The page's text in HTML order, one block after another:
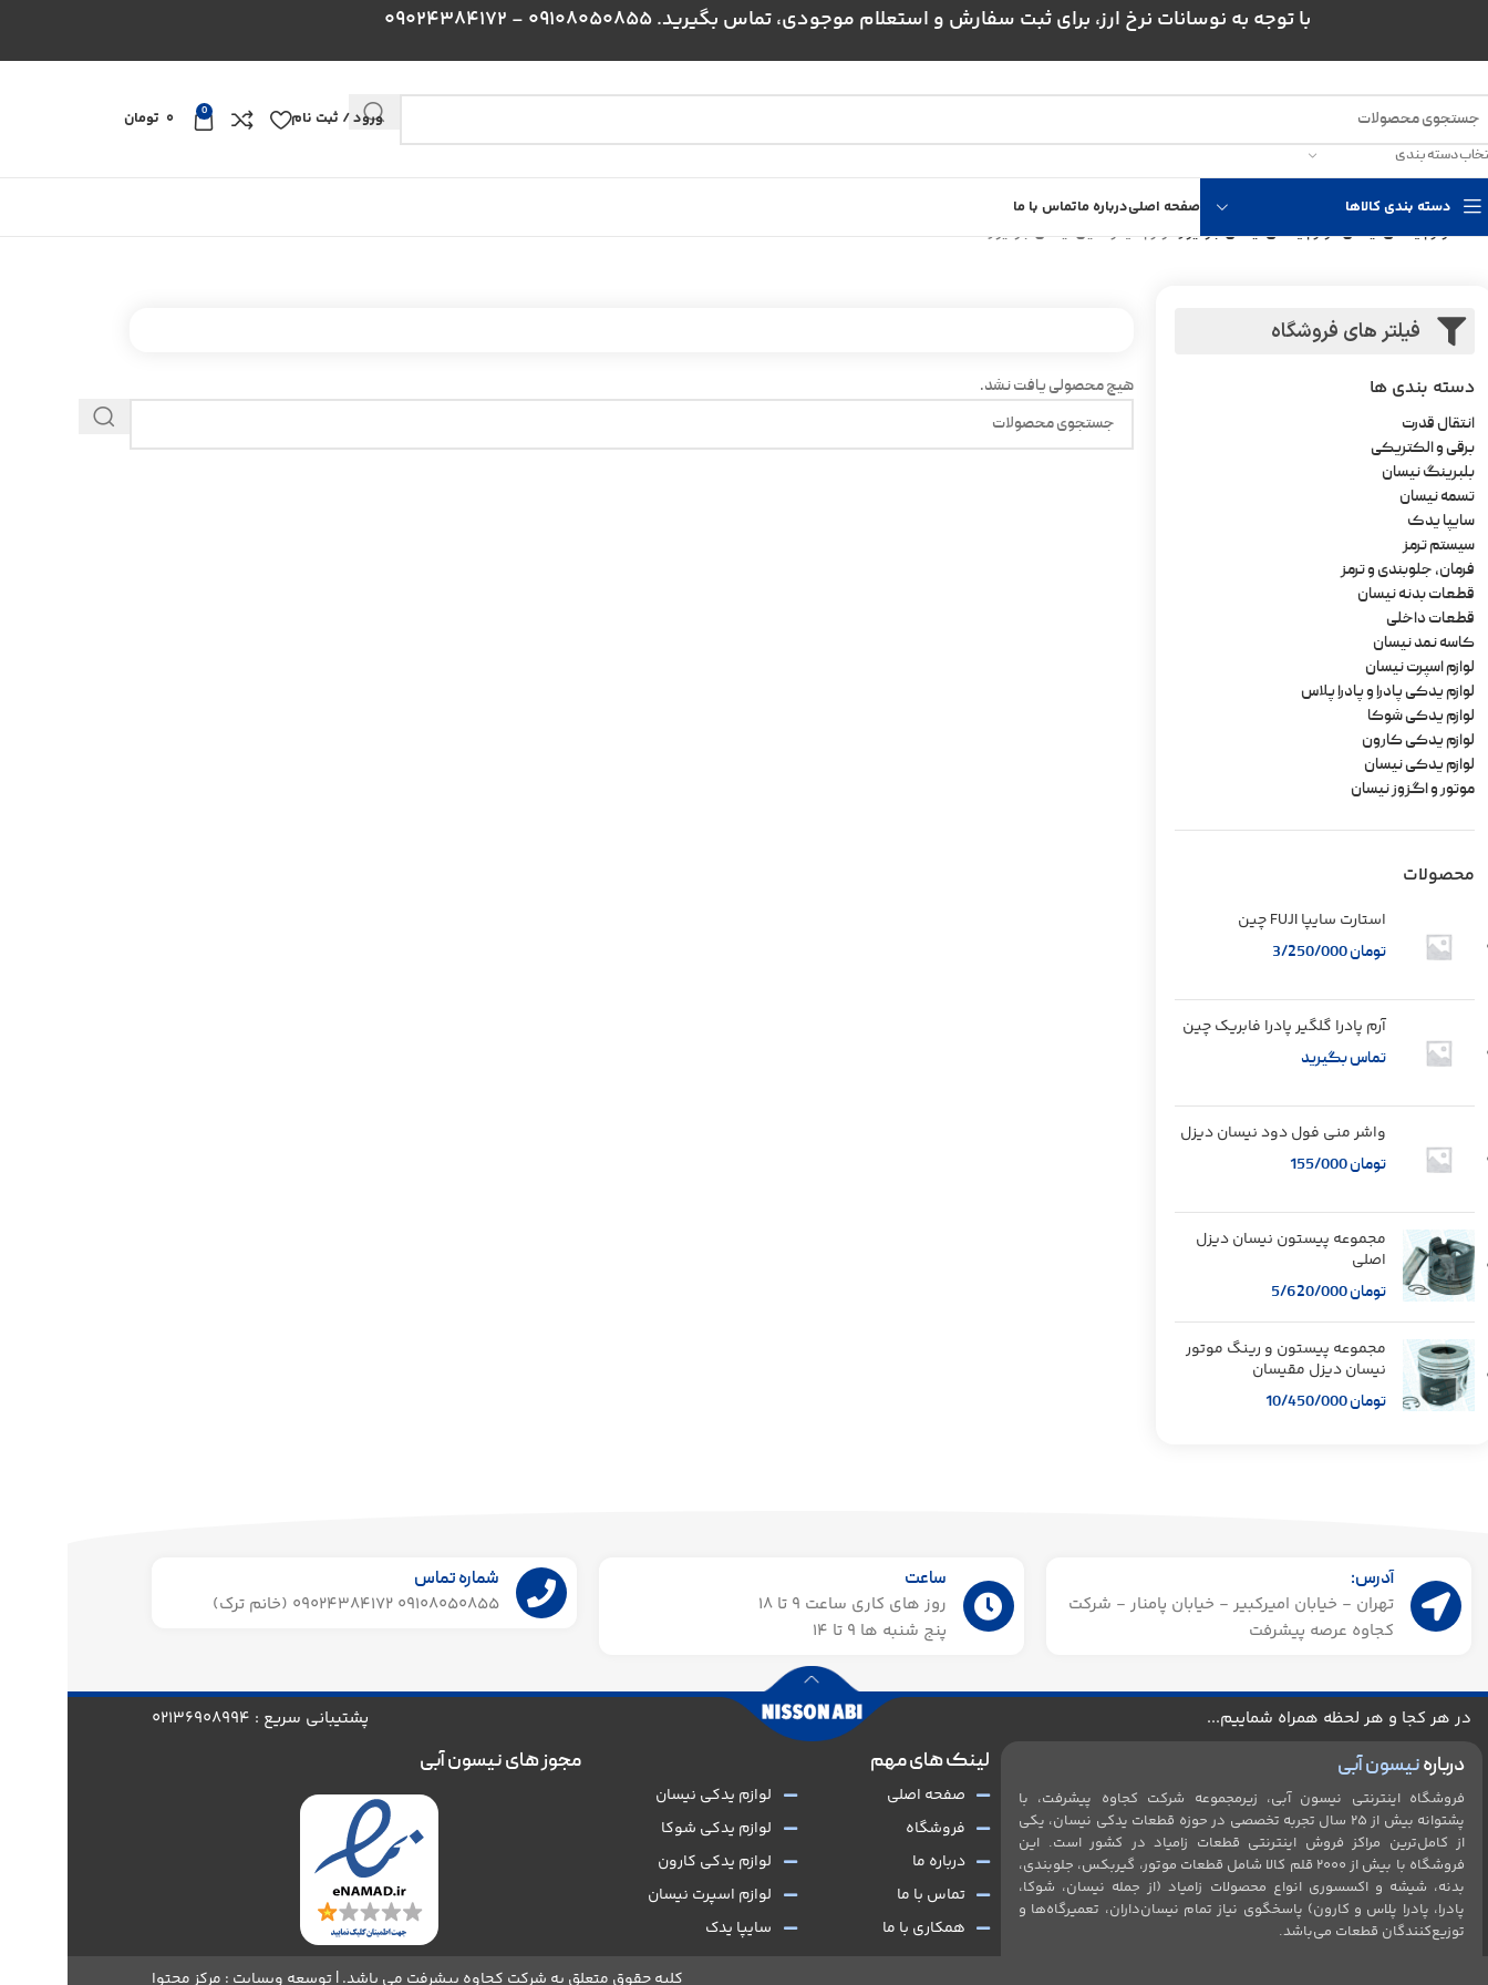
با توجه به نوسانات نرخ ارز، برای ثبت سفارش و استعلام موجودی، تماس بگیرید. 09108050855 - 09024384172
دسته بندی
ورود / ثبت نام 0 تومان
دسته بندی کالاها صفحه اصلیدرباره ماتماس با ما
خانه لوازم یدکی نیسان لوازم یدکی نیسان جونیور لوازم دیفرانسیل نیسان جونیور
فیلتر های فروشگاه
دسته بندی ها
انتقال قدرت
برقی و الکتریکی
بلبرینگ نیسان
تسمه نیسان
سایپا یدک
سیستم ترمز
فرمان، جلوبندی و ترمز
قطعات بدنه نیسان
قطعات داخلی
کاسه نمد نیسان
لوازم اسپرت نیسان
لوازم یدکی پادرا و پادرا پلاس
لوازم یدکی شوکا
لوازم یدکی کارون
لوازم یدکی نیسان
موتور و اگزوز نیسان
محصولات
استارت سایپا FUJI چین
تومان
آرم پادرا گلگیر پادرا فابریک چین
تماس بگیرید
واشر منی فول دود نیسان دیزل
تومان
مجموعه پیستون نیسان دیزل
اصلی
تومان
مجموعه پیستون و رینگ موتور
نیسان دیزل مقیسان
تومان
هیچ محصولی یافت نشد.
آدرس:
تهران - خیابان امیرکبیر - خیابان پامنار - شرکت
کجاوه عرصه پیشرفت
ساعت
روز های کاری ساعت ۹ تا 18
پنج شنبه ها 9 تا 14​
شماره تماس
09108050855 09024384172 (خانم ترک)
در هر کجا و هر لحظه همراه شماییم... پشتیبانی سریع : 02136908994
دربارهنیسون آبی
فروشگاه اینترنتی نیسون آبی، زیرمجموعه شرکت کجاوه پیشرفت، با
پشتوانه بیش از ۲۵ سال تجربه تخصصی در حوزه قطعات یدکی نیسان، یکی
از کامل‌ترین مراکز فروش اینترنتی قطعات زامیاد در کشور است. این
فروشگاه با بیش از 2۰۰۰ قلم کالا شامل قطعات موتور، گیربکس، جلو‌بندی،
بدنه، شیشه و اکسسوری انواع محصولات زامیاد (از جمله نیسان، شوکا،
پادرا، پادرا پلاس و کارون) پاسخگوی نیاز تمام نیسان‌داران، تعمیرگاه‌ها و
توزیع‌کنندگان قطعات می‌باشد.
لینک های مهم
صفحه اصلی
فروشگاه
درباره ما
تماس با ما
همکاری با ما
لوازم یدکی نیسان
لوازم یدکی شوکا
لوازم یدکی کارون
لوازم اسپرت نیسان
سایپا یدک
مجوز های نیسون آبی
کلیه حقوق متعلق به شرکت کجاوه پیشرفت می باشد. | توسعه وبسایت : مرکز محتوا